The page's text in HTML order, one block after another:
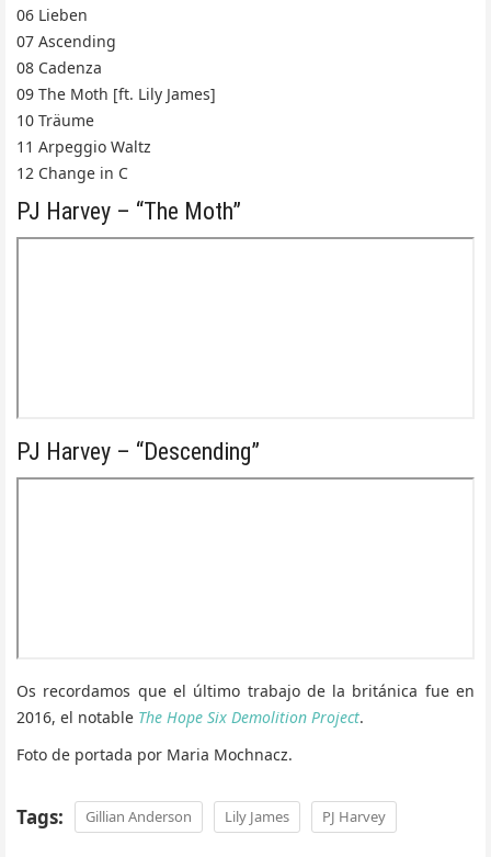
06 Lieben
07 Ascending
08 Cadenza
09 The Moth [ft. Lily James]
10 Träume
11 Arpeggio Waltz
12 Change in C
PJ Harvey – “The Moth”
PJ Harvey – “Descending”
Os recordamos que el último trabajo de la británica fue en
2016, el notable The Hope Six Demolition Project.
Foto de portada por Maria Mochnacz.
Tags: Gillian Anderson Lily James PJ Harvey